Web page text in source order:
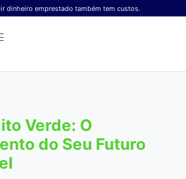
dinheiro emprestado também tem custos.
Verde: O
do Seu Futuro